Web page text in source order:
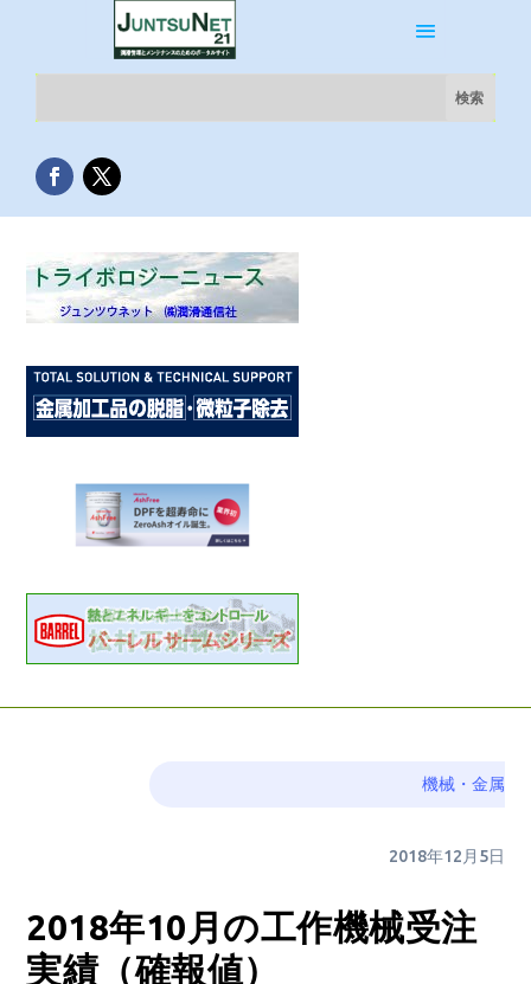
機械・金属
2018年12月5日
2018年10月の工作機械受注
実績（確報値）